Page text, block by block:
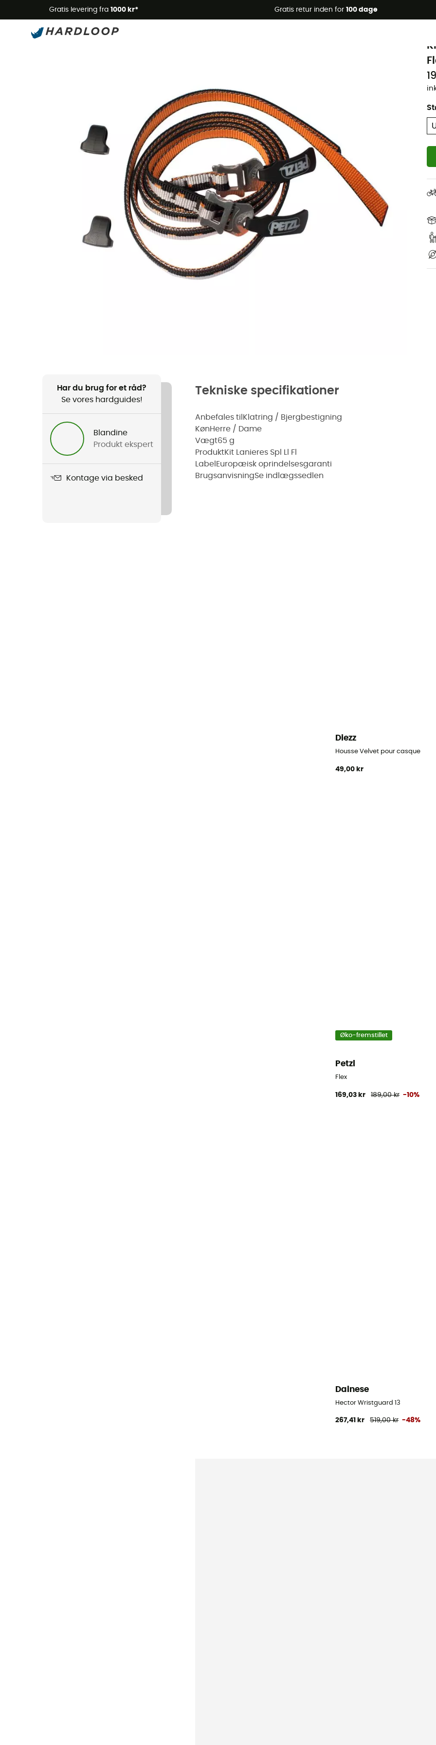
Gratis levering fra 1000 kr* Gratis retur inden for 100 dage
Øko-fremstillet
Har du brug for et råd?
Se vores hardguides!
Blandine
Produkt ekspert
Kontage via besked
Tekniske specifikationer
Anbefales til Klatring / Bjergbestigning
KønHerre / Dame
Vægt65 g
ProduktKit Lanieres Spl Ll Fl
Label Europæisk oprindelsesgaranti
BrugsanvisningSe indlægssedlen
Diezz
Housse Velvet pour casque
49,00 kr
Øko-fremstillet
Petzl
Flex
169,03 kr 189,00 kr -10%
Dainese
Hector Wristguard 13
267,41 kr 519,00 kr -48%